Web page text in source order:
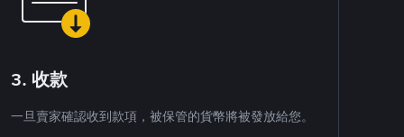
3. 收款
一旦賣家確認收到款項，被保管的貨幣將被發放給您。